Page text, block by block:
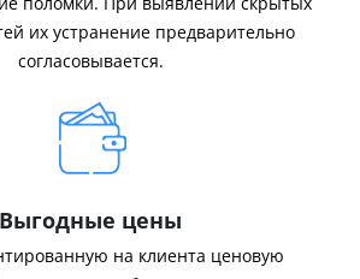
их устранение предварительно
согласовывается.
Выгодные цены
на клиента ценовую